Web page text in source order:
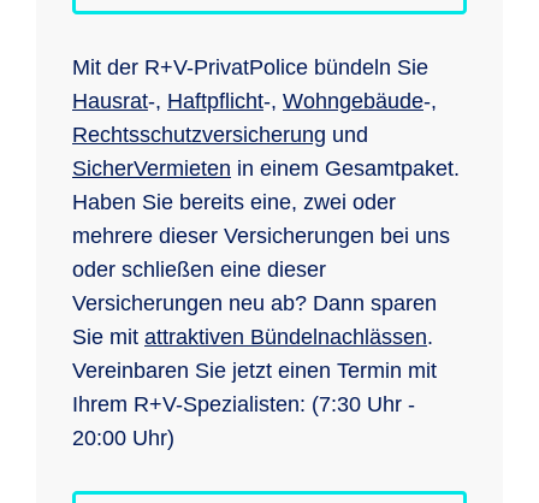
Mit der R+V-PrivatPolice bündeln Sie
Hausrat-, Haftpflicht-, Wohngebäude-,
Rechtsschutzversicherung und
SicherVermieten in einem Gesamtpaket.
Haben Sie bereits eine, zwei oder
mehrere dieser Versicherungen bei uns
oder schließen eine dieser
Versicherungen neu ab? Dann sparen
Sie mit attraktiven Bündelnachlässen.
Vereinbaren Sie jetzt einen Termin mit
Ihrem R+V-Spezialisten: (7:30 Uhr -
20:00 Uhr)